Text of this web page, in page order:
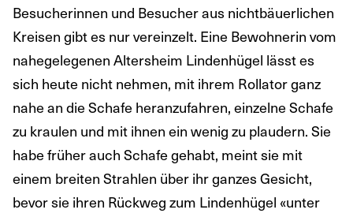
Besucherinnen und Besucher aus nichtbäuerlichen
Kreisen gibt es nur vereinzelt. Eine Bewohnerin vom
nahegelegenen Altersheim Lindenhügel lässt es
sich heute nicht nehmen, mit ihrem Rollator ganz
nahe an die Schafe heranzufahren, einzelne Schafe
zu kraulen und mit ihnen ein wenig zu plaudern. Sie
habe früher auch Schafe gehabt, meint sie mit
einem breiten Strahlen über ihr ganzes Gesicht,
bevor sie ihren Rückweg zum Lindenhügel «unter